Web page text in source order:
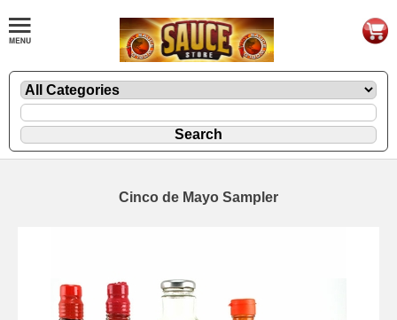
Cinco de Mayo Sampler